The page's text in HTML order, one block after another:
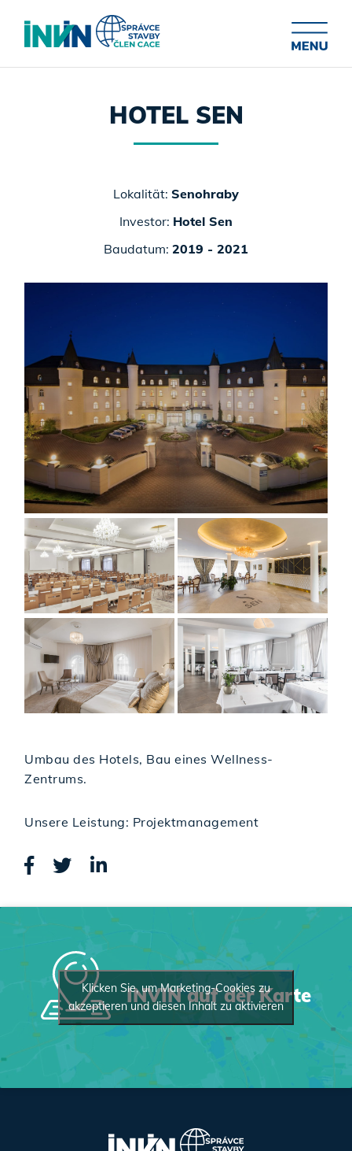
HOTEL SEN
Lokalität: Senohraby
Investor: Hotel Sen
Baudatum: 2019 - 2021
Umbau des Hotels, Bau eines Wellness-
Zentrums.
Unsere Leistung: Projektmanagement
INVIN auf der Karte
Klicken Sie, um Marketing-Cookies zu
akzeptieren und diesen Inhalt zu aktivieren